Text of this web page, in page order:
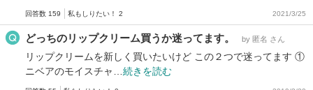
回答数 159 私もしりたい！ 2 2021/3/25
どっちのリップクリーム買うか迷ってます。 by 匿名 さん
リップクリームを新しく買いたいけど この２つで迷ってます ①
ニベアのモイスチャ… 続きを読む